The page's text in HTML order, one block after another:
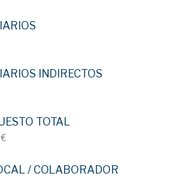
INDIRECTOS
TOTAL
/ COLABORADOR